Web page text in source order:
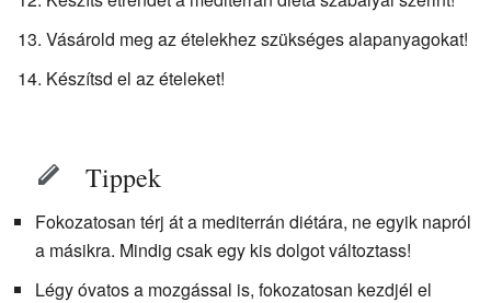
Vásárold meg az ételekhez szükséges alapanyagokat!
Készítsd el az ételeket!
Tippek
Fokozatosan térj át a mediterrán diétára, ne egyik napról
a másikra. Mindig csak egy kis dolgot változtass!
Légy óvatos a mozgással is, fokozatosan kezdjél el